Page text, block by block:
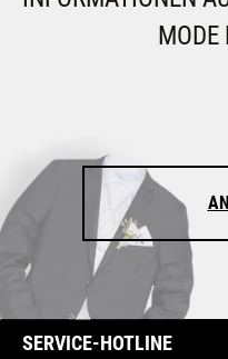
MODE
SERVICE-HOTLINE